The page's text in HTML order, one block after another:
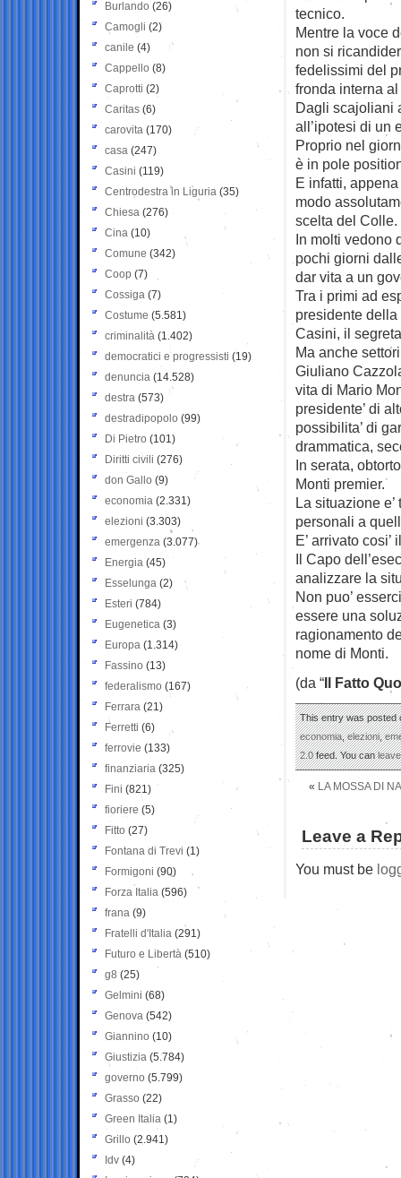
tecnico.
Mentre la voce
non si
fedelissimi del
fronda interna
Dagli scajoliani
all’ipotesi di un
Proprio nel
è in pole
E infatti,
modo
scelta del Colle.
In molti vedono
pochi giorni
dar vita a un
Tra i primi ad
presidente
Casini, il
Ma anche
Giuliano
vita di Mario
presidente’ di
possibilita’ di
drammatica,
In serata,
Monti premier.
La situazione
personali a
E’ arrivato
Il Capo
analizzare la
Non puo’
essere una
ragionamento
nome di Monti.
(da “Il Fatto
This entry was posted
economia,elezioni,
2.0feed. You can
« LA MOSSA DI
Leave a
You must be
Burlando (26)
Camogli (2)
canile (4)
Cappello (8)
Caprotti (2)
Caritas (6)
carovita (170)
casa (247)
Casini (119)
Centrodestra in Liguria (35)
Chiesa (276)
Cina (10)
Comune (342)
Coop (7)
Cossiga (7)
Costume (5.581)
criminalità (1.402)
democratici e progressisti (19)
denuncia (14.528)
destra (573)
destradipopolo (99)
Di Pietro (101)
Diritti civili (276)
don Gallo (9)
economia (2.331)
elezioni (3.303)
emergenza (3.077)
Energia (45)
Esselunga (2)
Esteri (784)
Eugenetica (3)
Europa (1.314)
Fassino (13)
federalismo (167)
Ferrara (21)
Ferretti (6)
ferrovie (133)
finanziaria (325)
Fini (821)
fioriere (5)
Fitto (27)
Fontana di Trevi (1)
Formigoni (90)
Forza Italia (596)
frana (9)
Fratelli d'Italia (291)
Futuro e Libertà (510)
g8 (25)
Gelmini (68)
Genova (542)
Giannino (10)
Giustizia (5.784)
governo (5.799)
Grasso (22)
Green Italia (1)
Grillo (2.941)
Idv (4)